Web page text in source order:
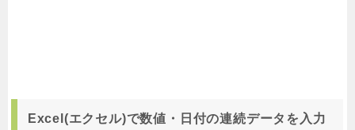
Excel(エクセル)で数値・日付の連続データを入力